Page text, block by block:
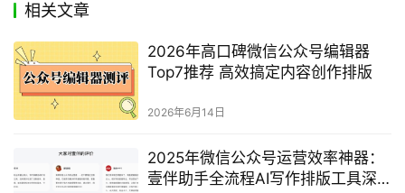
相关文章
2026年高口碑微信公众号编辑器
Top7推荐 高效搞定内容创作排版
2026年6月14日
2025年微信公众号运营效率神器：
壹伴助手全流程AI写作排版工具深